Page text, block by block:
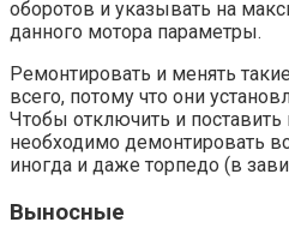
оборотов и указывать на
данного мотора параметры.
Ремонтировать и менять
всего, потому что они
Чтобы отключить и
необходимо демонтировать
иногда и даже торпедо (в
Выносные